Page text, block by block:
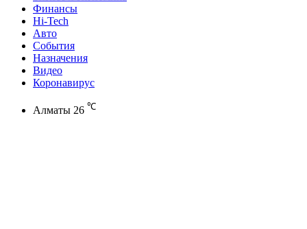
Финансы
Hi-Tech
Авто
События
Назначения
Видео
Коронавирус
Алматы 26 ℃